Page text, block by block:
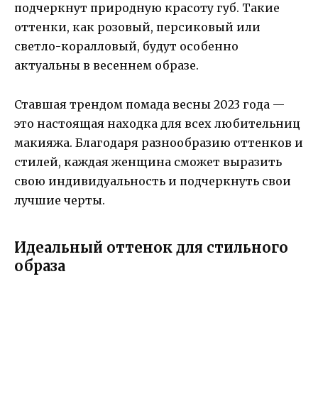
подчеркнут природную красоту губ. Такие
оттенки, как розовый, персиковый или
светло-коралловый, будут особенно
актуальны в весеннем образе.
Ставшая трендом помада весны 2023 года —
это настоящая находка для всех любительниц
макияжа. Благодаря разнообразию оттенков и
стилей, каждая женщина сможет выразить
свою индивидуальность и подчеркнуть свои
лучшие черты.
Идеальный оттенок для стильного
образа